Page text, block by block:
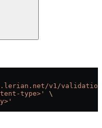
v1/
type>'
\